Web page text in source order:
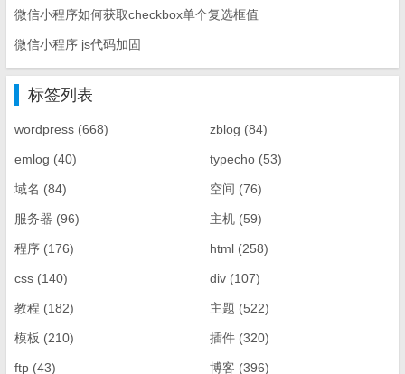
微信小程序如何获取checkbox单个复选框值
微信小程序 js代码加固
标签列表
wordpress (668) zblog (84)
emlog (40) typecho (53)
域名 (84) 空间 (76)
服务器 (96) 主机 (59)
程序 (176) html (258)
css (140) div (107)
教程 (182) 主题 (522)
模板 (210) 插件 (320)
ftp (43) 博客 (396)